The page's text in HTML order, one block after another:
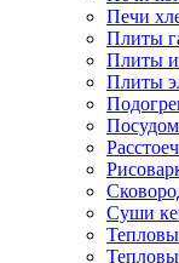
Печи
Плиты
Плиты
Плиты
Суши